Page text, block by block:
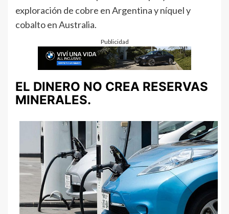
exploración de cobre en Argentina y níquel y
cobalto en Australia.
Publicidad
EL DINERO NO CREA RESERVAS
MINERALES.